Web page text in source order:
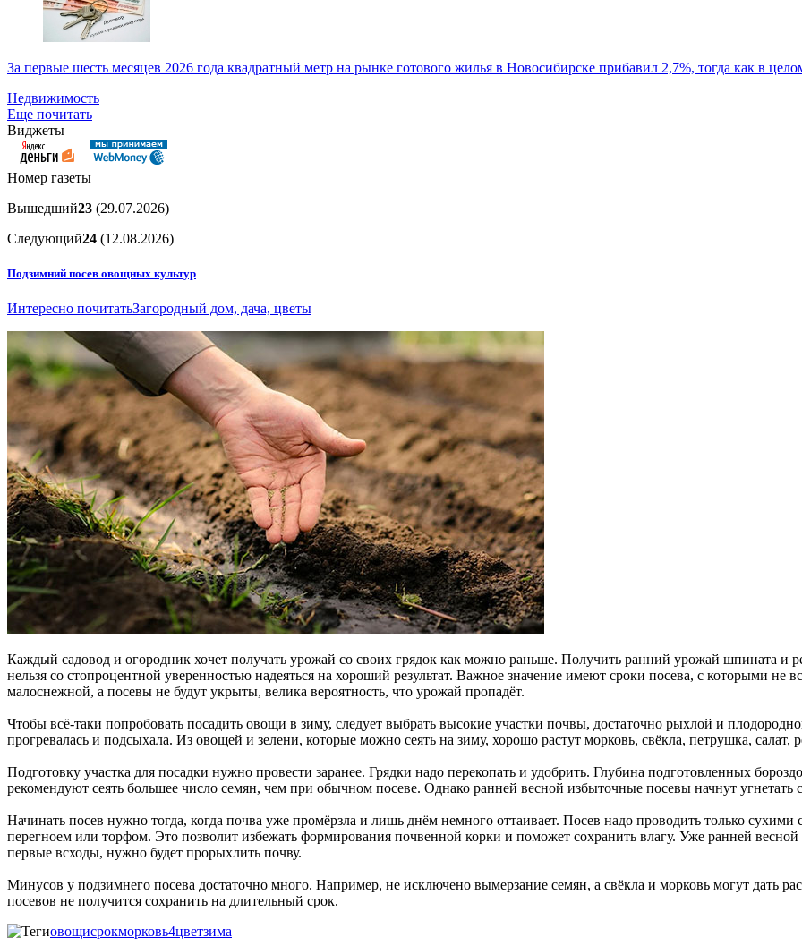
За первые шесть месяцев 2026 года квадратный метр на рынке готового жилья в Новосибирске прибавил 2,7%, тогда как в
Недвижимость
Еще почитать
Виджеты
Номер газеты
Вышедший23 (29.07.2026)
Следующий24 (12.08.2026)
Подзимний посев овощных культур
Интересно почитатьЗагородный дом, дача, цветы
Каждый садовод и огородник хочет получать урожай со своих грядок как можно раньше. Получить ранний урожай шпината и
нельзя со стопроцентной уверенностью надеяться на хороший результат. Важное значение имеют сроки посева, с которыми не
малоснежной, а посевы не будут укрыты, велика вероятность, что урожай пропадёт.
Чтобы всё-таки попробовать посадить овощи в зиму, следует выбрать высокие участки почвы, достаточно рыхлой и
прогревалась и подсыхала. Из овощей и зелени, которые можно сеять на зиму, хорошо растут морковь, свёкла, петрушка, салат,
Подготовку участка для посадки нужно провести заранее. Грядки надо перекопать и удобрить. Глубина подготовленных
рекомендуют сеять большее число семян, чем при обычном посеве. Однако ранней весной избыточные посевы начнут угнетать
Начинать посев нужно тогда, когда почва уже промёрзла и лишь днём немного оттаивает. Посев надо проводить только
перегноем или торфом. Это позволит избежать формирования почвенной корки и поможет сохранить влагу. Уже ранней
первые всходы, нужно будет прорыхлить почву.
Минусов у подзимнего посева достаточно много. Например, не исключено вымерзание семян, а свёкла и морковь могут дать
посевов не получится сохранить на длительный срок.
овощисрокморковь4цветзима